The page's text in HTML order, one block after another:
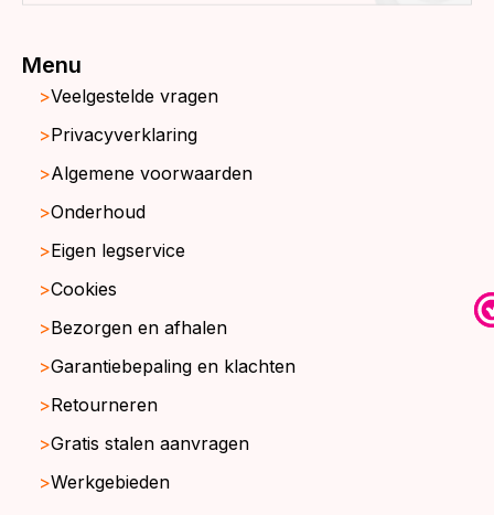
Menu
Veelgestelde vragen
Privacyverklaring
Algemene voorwaarden
Onderhoud
Eigen legservice
Cookies
Bezorgen en afhalen
Garantiebepaling en klachten
Retourneren
Gratis stalen aanvragen
Werkgebieden